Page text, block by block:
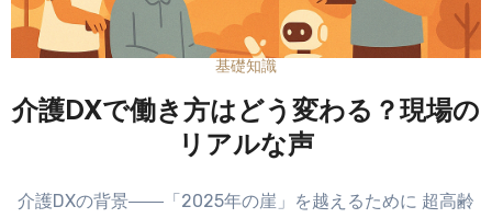
基礎知識
介護DXで働き方はどう変わる？現場の
リアルな声
介護DXの背景――「2025年の崖」を越えるために 超高齢